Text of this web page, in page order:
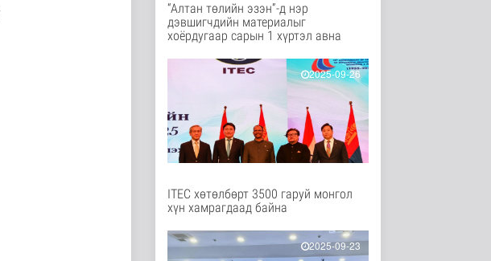
1 цаг 5 минутын өмнө
Цөмийн эрчим хүчний
2050 он х..
НТТТ: 11:00-16:00
цагийн хооронд
шаардлагагүй бо..
Д.Нацагдоржийн
жилийн ойд зориулс..
Танин мэдэхүй
“Алтан төлийн эзэн”-д нэр
дэвшигчдийн материалыг
хоёрдугаар сарын 1 хүртэл авна
2025-09-26
ITEC хөтөлбөрт 3500 гаруй монгол
хүн хамрагдаад байна
2025-09-23